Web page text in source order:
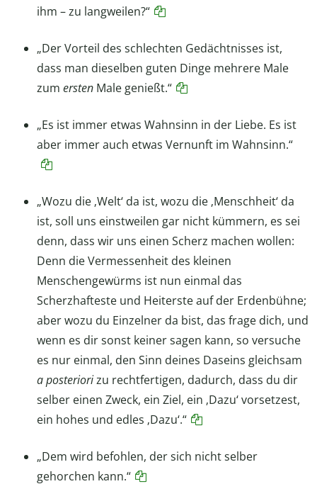
ihm – zu langweilen?“
„Der Vorteil des schlechten Gedächtnisses ist,
dass man dieselben guten Dinge mehrere Male
zum ersten Male genießt.“
„Es ist immer etwas Wahnsinn in der Liebe. Es ist
aber immer auch etwas Vernunft im Wahnsinn.“
„Wozu die ‚Welt‘ da ist, wozu die ‚Menschheit‘ da
ist, soll uns einstweilen gar nicht kümmern, es sei
denn, dass wir uns einen Scherz machen wollen:
Denn die Vermessenheit des kleinen
Menschengewürms ist nun einmal das
Scherzhafteste und Heiterste auf der Erdenbühne;
aber wozu du Einzelner da bist, das frage dich, und
wenn es dir sonst keiner sagen kann, so versuche
es nur einmal, den Sinn deines Daseins gleichsam
a posteriorizu rechtfertigen, dadurch, dass du dir
selber einen Zweck, ein Ziel, ein ‚Dazu‘ vorsetzest,
ein hohes und edles ‚Dazu‘.“
„Dem wird befohlen, der sich nicht selber
gehorchen kann.“